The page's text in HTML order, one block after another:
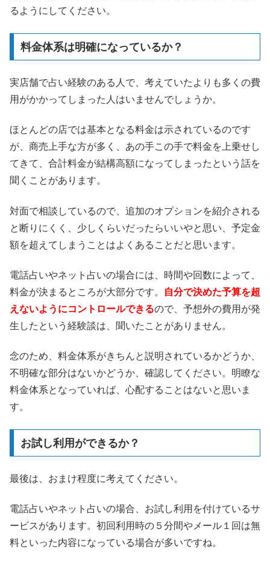
るようにしてください。
料金体系は明確になっているか？
実店舗で占い経験のある人で、考えていたよりも多くの費
用がかかってしまった人はいませんでしょうか。
ほとんどの店では基本となる料金は示されているのです
が、商売上手な方が多く、あの手この手で料金を上乗せし
てきて、合計料金が結構高額になってしまったという話を
聞くことがあります。
対面で相談しているので、追加のオプションを紹介される
と断りにくく、少しくらいだったらいいやと思い、予定金
額を超えてしまうことはよくあることだと思います。
電話占いやネット占いの場合には、時間や回数によって、
料金が決まるところが大部分です。
自分で決めた予算を超
えないようにコントロールできるので、予想外の費用が発
生したという経験談は、聞いたことがありません。
念のため、料金体系がきちんと説明されているかどうか、
不明確な部分はないかどうか、確認してください。明瞭な
料金体系となっていれば、心配することはないと思いま
す。
お試し利用ができるか？
最後は、おまけ程度に考えてください。
電話占いやネット占いの場合、お試し利用を付けているサ
ービスがあります。初回利用時の５分間やメール１回は無
料といった内容になっている場合が多いですね。